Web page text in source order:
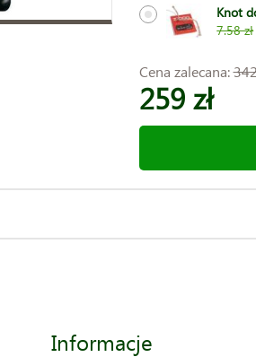
Knot
7.58 zł
Cena zalecana:
259 zł
Informacje